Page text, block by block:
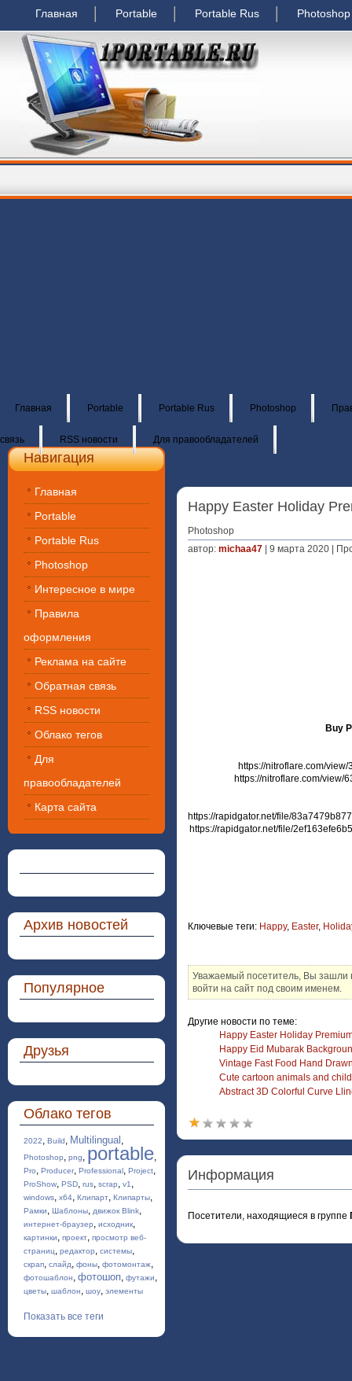
Главная Portable Portable Rus Photoshop
Главная Portable Portable Rus Photoshop
связь RSS новости Для правообладателей
Навигация
Главная
Portable
Portable Rus
Photoshop
Интересное в мире
Правила
оформления
Реклама на сайте
Обратная связь
RSS новости
Облако тегов
Для
правообладателей
Карта сайта
Архив новостей
Популярное
Друзья
Облако тегов
2022, Build, Multilingual ,
Photoshop, png, portable,
Pro, Producer, Professional, Project,
ProShow, PSD, rus, scrap, v1 ,
windows, x64, Клипарт, Клипарты,
Рамки, Шаблоны, движок Blink,
интернет-браузер, исходник,
картинки, проект, просмотр веб-
страниц, редактор, системы,
скрап, слайд, фоны, фотомонтаж,
фотошаблон, фотошоп, футажи,
цветы, шаблон, шоу, элементы
Показать все теги
Happy Easter Holiday
Photoshop
автор: michaa47 | 9 марта 2020 |
Buy
https://nitroflare.com/
https://nitroflare.com/view/
https://rapidgator.net/file/
https://rapidgator.net/file/
Ключевые теги: Happy, Easter,
Уважаемый посетитель, Вы зашли
войти на сайт под своим именем.
Другие новости по теме:
Happy Easter Holiday
Happy Eid Mubarak
Vintage Fast Food Hand
Cute cartoon animals and
Abstract 3D Colorful Curve
Информация
Посетители, находящиеся в группе